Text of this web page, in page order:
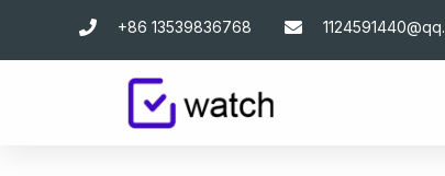
+86 13539836768